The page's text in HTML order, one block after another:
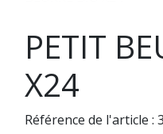
PETIT
X24
Référence de l'article :